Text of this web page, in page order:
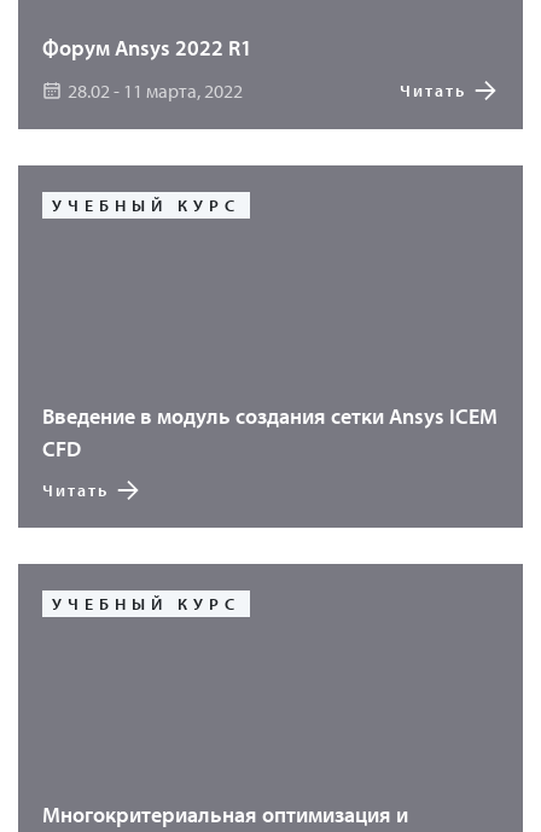
бессеточных (SPG) методов.
Форум Ansys 2022 R1
28.02 - 11 марта, 2022 Читать
УЧЕБНЫЙ КУРС
Введение в модуль создания сетки Ansys ICEM
CFD
Читать
УЧЕБНЫЙ КУРС
Многокритериальная оптимизация и